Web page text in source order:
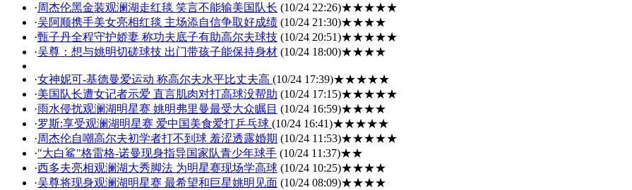
·周杰伦黑金装观澜湖走红毯 笑言不能输美国队长 (10/24 22:26)★★★★★
·吴阿顺携手美女亮相红毯 主场添自信争取好成绩 (10/24 21:30)★★★★
·甄子丹全程守护娇妻 称功夫底子有助高尔夫球技 (10/24 20:51)★★★★★
·吴尊：想与姚明切磋球技 出门带孩子能保持身材 (10/24 18:00)★★★★
·女神妮可-基德曼爱运动 称高尔夫水平比丈夫高 (10/24 17:39)★★★★★
·美国队长遭女记者示爱 直言肌肉对打高球没帮助 (10/24 17:15)★★★★★
·雨水侵扰观澜湖明星赛 姚明弗里曼最受大众瞩目 (10/24 16:59)★★★★
·罗斯:享受观澜湖明星赛 爱中国美食爱打乒乓球 (10/24 16:41)★★★★★
·周杰伦自嘲高尔夫初学者打不到球 羞涩透露婚期 (10/24 11:53)★★★★★
·"大白鲨"格雷格-诺曼现身指导国家队青少年球手 (10/24 11:37)★★
·西多夫亮相观澜湖大秀脚法 为明星赛现场学高球 (10/24 10:25)★★★★
·吴尊将现身观澜湖明星赛 最希望和巨星姚明见面 (10/24 08:09)★★★★